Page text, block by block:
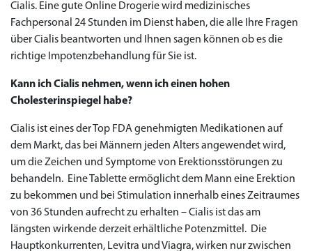
Cialis. Eine gute Online Drogerie wird medizinisches
Fachpersonal 24 Stunden im Dienst haben, die alle Ihre Fragen
über Cialis beantworten und Ihnen sagen können ob es die
richtige Impotenzbehandlung für Sie ist.
Kann ich Cialis nehmen, wenn ich einen hohen
Cholesterinspiegel habe?
Cialis ist eines der Top FDA genehmigten Medikationen auf
dem Markt, das bei Männern jeden Alters angewendet wird,
um die Zeichen und Symptome von Erektionsstörungen zu
behandeln. Eine Tablette ermöglicht dem Mann eine Erektion
zu bekommen und bei Stimulation innerhalb eines Zeitraumes
von 36 Stunden aufrecht zu erhalten – Cialis ist das am
längsten wirkende derzeit erhältliche Potenzmittel. Die
Hauptkonkurrenten, Levitra und Viagra, wirken nur zwischen
€26.35
← Return to shop to Cart
€28.17
← Return to shop to Cart
€29.08
← Return to shop to Cart
€23.62
← Return to shop to Cart
€29.98
← Return to shop to Cart
€27.26
← Return to shop to Cart
€36.34
← Return to shop to Cart
€29.08
← Return to shop to Cart
€62.69
← Return to shop to Cart
€25.44
← Return to shop to Cart
€138.11
← Return to shop to Cart
€56.33
← Return to shop to Cart
€45.43
← Return to shop to Cart
€0.00
← Return to shop to Cart
€37.25
← Return to shop to Cart
€15.45
← Return to shop to Cart
€0.00
← Return to shop to Cart
€0.00
← Return to shop to Cart
€0.00
← Return to shop to Cart
€14.54
← Return to shop to Cart
€0.00
← Return to shop to Cart
€0.00
← Return to shop to Cart